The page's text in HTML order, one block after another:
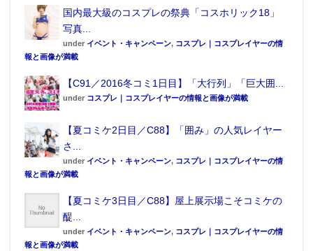
国内最大級のコスプレの祭典「コスホリック18」
写真...
under イベント・キャンペーン, コスプレ｜コスプレイヤーの情
報と画像が満載
【C91／2016冬コミ1日目】「大行列」「巨大囲...
under コスプレ｜コスプレイヤーの情報と画像が満載
【夏コミケ2日目／C88】「囲み」の人気レイヤー
さ...
under イベント・キャンペーン, コスプレ｜コスプレイヤーの情
報と画像が満載
【夏コミケ3日目／C88】屋上展示場こそコミケの
醍...
under イベント・キャンペーン, コスプレ｜コスプレイヤーの情
報と画像が満載